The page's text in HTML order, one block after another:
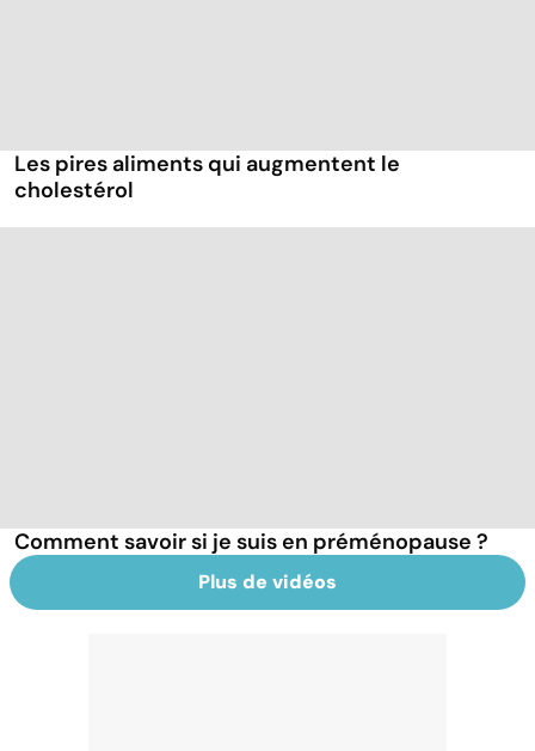
Les pires aliments qui augmentent le
cholestérol
Comment savoir si je suis en préménopause ?
Plus de vidéos